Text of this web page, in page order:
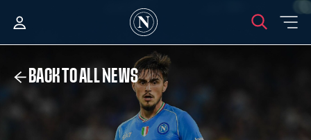
BACK TO ALL NEWS